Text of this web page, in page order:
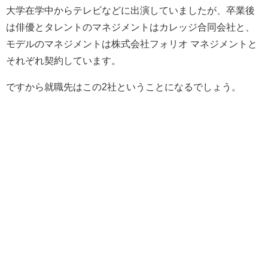
大学在学中からテレビなどに出演していましたが、卒業後
は俳優とタレントのマネジメントはカレッジ合同会社と、
モデルのマネジメントは株式会社フォリオ マネジメントと
それぞれ契約しています。
ですから就職先はこの2社ということになるでしょう。